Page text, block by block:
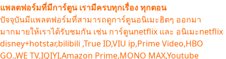
แพลตฟอร์มที่มีการ์ตูน เรามีครบทุกเรื่อง ทุกตอน
ปัจจุบันมีแพลตฟอร์มที่สามารถดูการ์ตูนอนิเมะฮิตๆ ออกมา
มากมายให้เราได้รับชมกัน เช่น การ์ตูนnetflix และ อนิเมะnetflix
disney+hotstar,bilibili ,True ID,VIU ip,Prime Video,HBO
GO.,WE TV,IQIYI,Amazon Prime,MONO MAX,Youtube